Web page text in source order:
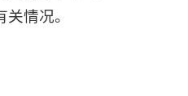
情况。